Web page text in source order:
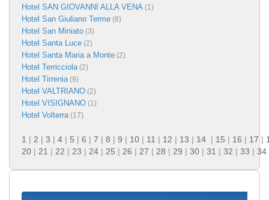
Hotel SAN GIOVANNI ALLA VENA (1)
Hotel San Giuliano Terme (8)
Hotel San Miniato (3)
Hotel Santa Luce (2)
Hotel Santa Maria a Monte (2)
Hotel Terricciola(2)
Hotel Tirrenia(9)
Hotel VALTRIANO (2)
Hotel VISIGNANO (1)
Hotel Volterra(17)
1 | 2 | 3 | 4 | 5 | 6 | 7 | 8 | 9 | 10 | 11 | 12 | 13 | 14 | 15 | 16 | 17 |
20 | 21 | 22 | 23 | 24 | 25 | 26 | 27 | 28 | 29 | 30 | 31 | 32 | 33 | 34